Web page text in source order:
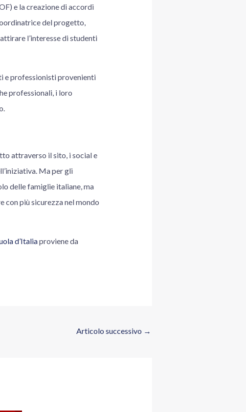
e la creazione di accordi
del progetto,
l’interesse di studenti
e professionisti provenienti
professionali, i loro
attraverso il sito, i social e
Ma per gli
delle famiglie italiane, ma
con più sicurezza nel mondo
d’Italiaproviene da
Articolo successivo →